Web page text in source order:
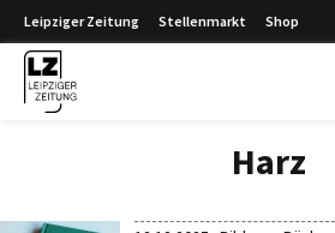
Leipziger Zeitung Stellenmarkt Shop
Harz